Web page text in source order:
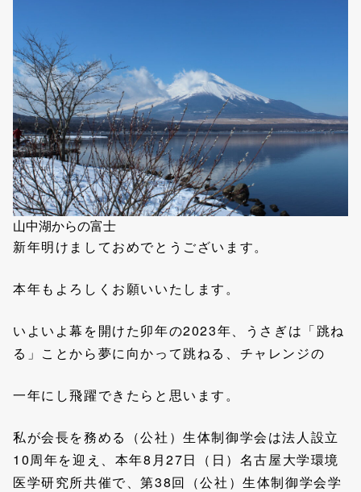
山中湖からの富士
新年明けましておめでとうございます。
本年もよろしくお願いいたします。
いよいよ幕を開けた卯年の2023年、うさぎは「跳ね
る」ことから夢に向かって跳ねる、チャレンジの
一年にし飛躍できたらと思います。
私が会長を務める（公社）生体制御学会は法人設立
10周年を迎え、本年8月27日（日）名古屋大学環境
医学研究所共催で、第38回（公社）生体制御学会学